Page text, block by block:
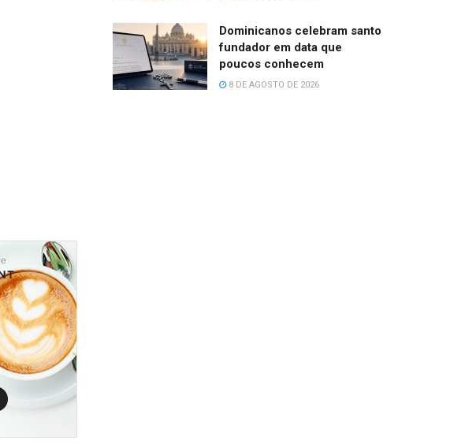
Dominicanos celebram santo
fundador em data que
poucos conhecem
8 DE AGOSTO DE 2026